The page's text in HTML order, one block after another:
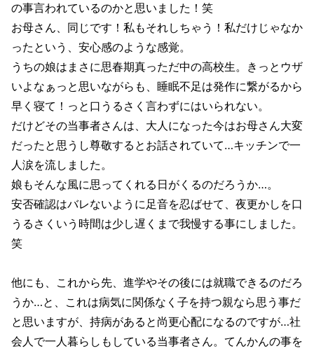
の事言われているのかと思いました！笑
お母さん、同じです！私もそれしちゃう！私だけじゃなか
ったという、安心感のような感覚。
うちの娘はまさに思春期真っただ中の高校生。きっとウザ
いよなぁっと思いながらも、睡眠不足は発作に繋がるから
早く寝て！っと口うるさく言わずにはいられない。
だけどその当事者さんは、大人になった今はお母さん大変
だったと思うし尊敬するとお話されていて…キッチンで一
人涙を流しました。
娘もそんな風に思ってくれる日がくるのだろうか…。
安否確認はバレないように足音を忍ばせて、夜更かしを口
うるさくいう時間は少し遅くまで我慢する事にしました。
笑
他にも、これから先、進学やその後には就職できるのだろ
うか…と、これは病気に関係なく子を持つ親なら思う事だ
と思いますが、持病があると尚更心配になるのですが…社
会人で一人暮らしもしている当事者さん。てんかんの事を